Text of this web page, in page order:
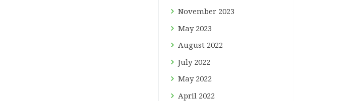
November 2023
May 2023
August 2022
July 2022
May 2022
April 2022